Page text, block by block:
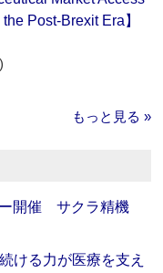
Post-Brexit Era】
もっと見る »
開催 サクラ精機
ける力が医療を支え